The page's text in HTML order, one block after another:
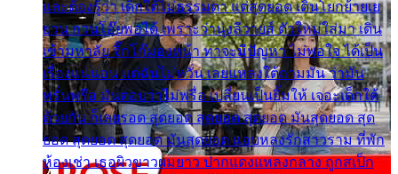
และต้องรู้ว่า เด็กใต้ไม่ธรรมดา แต่สุดยอด เดินโยกย้ายเย
ยวน กวนโอ๊ยพอได้ เพราะว่านุ่งลีวายส์ ตัวใหม่ใส่มา เดิน
เข้ามหาลัย จิ๊กโก๊มองหน้า ท่าจะมีปัญหา ไม่พอใจ ได้เป็น
เรื่องแน่นอน แต่ฉันไม่หวั่น เลยแหลงใต้ถามมัน ว่ามัน
พรั่นพรือ มันตอบว่าไม่พรื่อ เปลี่ยนเป็นยิ้มให้ เจอะเด็กใต้
ด้วยกัน ก็เลยรอด สุดยอด สุดยอด สุดยอด มันสุดยอด สุด
ยอด สุดยอด สุดยอด มันสุดยอด แอบหลงรักสาวราม ที่พัก
ห้องเช่า เธอผิวขาวผมยาว ปากแดงแหลงกลาง ถูกสเป็ก